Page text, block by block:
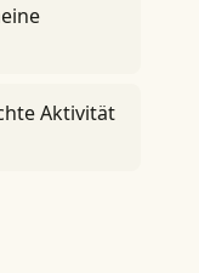
Aktivität